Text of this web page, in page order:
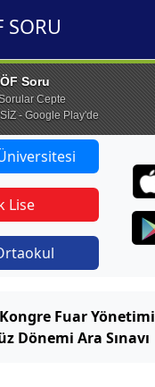
SORU
Soru
Sorular Cepte
- Google Play'de
Lise
Kongre Fuar Yönetimi
Dönemi Ara Sınavı